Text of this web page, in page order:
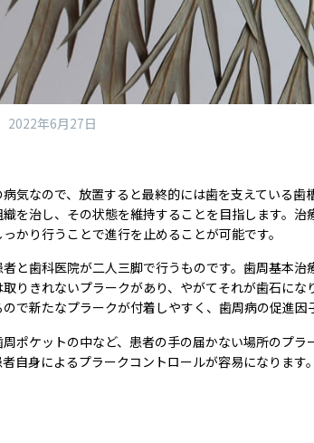
2022年6月27日
気なので、放置すると最終的には歯を支えている
を治し、その状態を維持することを目指します。
かり行うことで進行を止めることが可能です。
と歯科医院が二人三脚で行うものです。歯周基本
りきれないプラークがあり、やがてそれが歯石に
で新たなプラークが付着しやすく、歯周病の促進因
ポケットの中など、患者の手の届かない場所のプ
自身によるプラークコントロールが容易になります。